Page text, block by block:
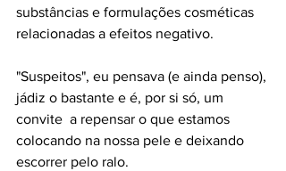
substâncias e formulações cosméticas
relacionadas a efeitos negativo.
"Suspeitos", eu pensava (e ainda penso),
jádiz o bastante e é, por si só, um
convite  a repensar o que estamos
colocando na nossa pele e deixando
escorrer pelo ralo.